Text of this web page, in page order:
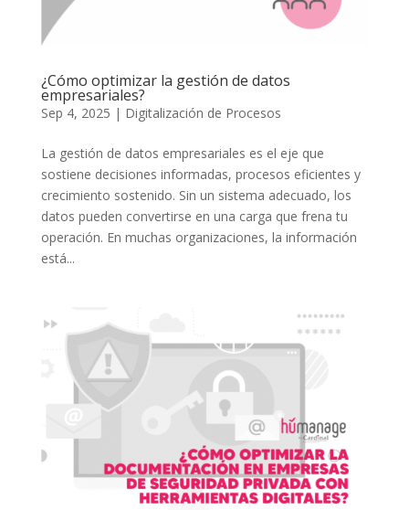
¿Cómo optimizar la gestión de datos
empresariales?
Sep 4, 2025 | Digitalización de Procesos
La gestión de datos empresariales es el eje que
sostiene decisiones informadas, procesos eficientes y
crecimiento sostenido. Sin un sistema adecuado, los
datos pueden convertirse en una carga que frena tu
operación. En muchas organizaciones, la información
está...